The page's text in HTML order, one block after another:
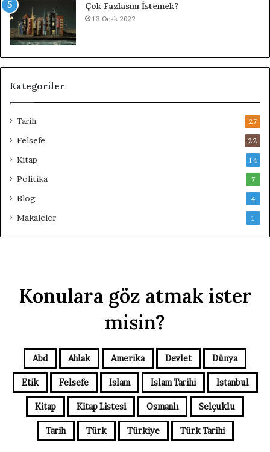
Çok Fazlasını İstemek?
13 Ocak 2022
Kategoriler
Tarih 27
Felsefe 22
Kitap 14
Politika 7
Blog 4
Makaleler 1
Konulara göz atmak ister
misin?
Abd Ahlak Amerika Devlet Dünya
Etik Felsefe Islam Islam Tarihi Istanbul
Kitap Kitap Listesi Osmanlı Selçuklu
Tarih Türk Türkiye Türk Tarihi